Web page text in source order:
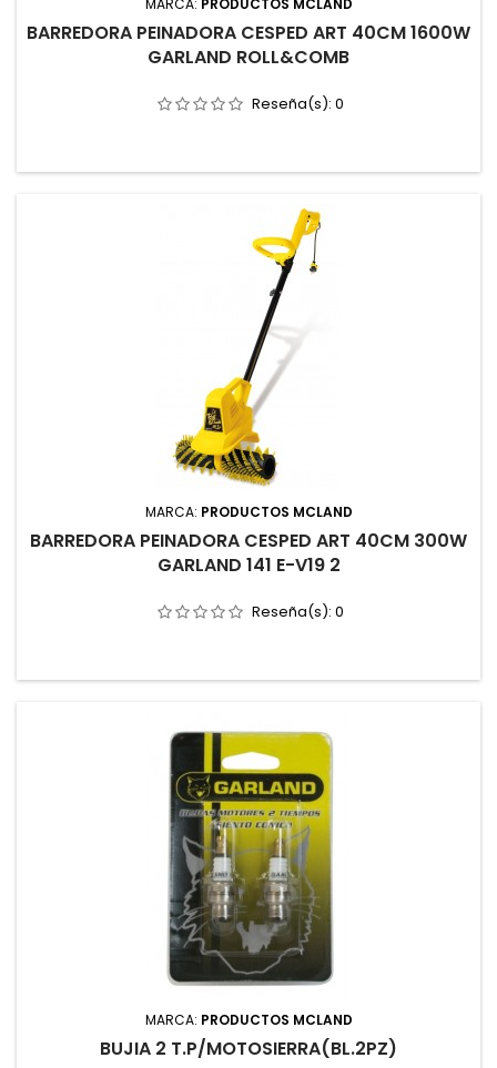
MARCA: PRODUCTOS MCLAND
BARREDORA PEINADORA CESPED ART 40CM 1600W
GARLAND ROLL&COMB
Reseña(s): 0
MARCA: PRODUCTOS MCLAND
BARREDORA PEINADORA CESPED ART 40CM 300W
GARLAND 141 E-V19 2
Reseña(s): 0
MARCA: PRODUCTOS MCLAND
BUJIA 2 T.P/MOTOSIERRA(BL.2PZ)